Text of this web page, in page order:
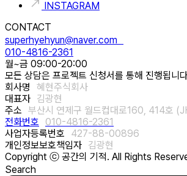
INSTAGRAM
CONTACT
superhyehyun@naver.com
010-4816-2361
월~금 09:00-20:00
모든 상담은 프로젝트 신청서를 통해 진행됩니
회사명
혜현주식회사
대표자 김광현
주소 부산시 연제구 월드컵대로160, 414호
전화번호
010-4816-2361
사업자등록번호
427-88-00896
개인정보보호책임자 김광현
Copyright ⓒ 공간의 기적. All Rights
Search